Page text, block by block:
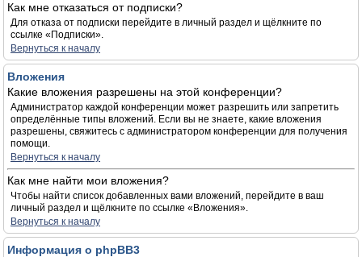
Как мне отказаться от подписки?
Для отказа от подписки перейдите в личный раздел и щёлкните по
ссылке «Подписки».
Вернуться к началу
Вложения
Какие вложения разрешены на этой конференции?
Администратор каждой конференции может разрешить или запретить
определённые типы вложений. Если вы не знаете, какие вложения
разрешены, свяжитесь с администратором конференции для получения
помощи.
Вернуться к началу
Как мне найти мои вложения?
Чтобы найти список добавленных вами вложений, перейдите в ваш
личный раздел и щёлкните по ссылке «Вложения».
Вернуться к началу
Информация о phpBB3